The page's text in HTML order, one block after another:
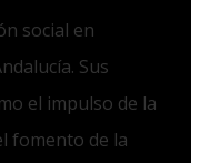
social en
Sus
el impulso de la
fomento de la